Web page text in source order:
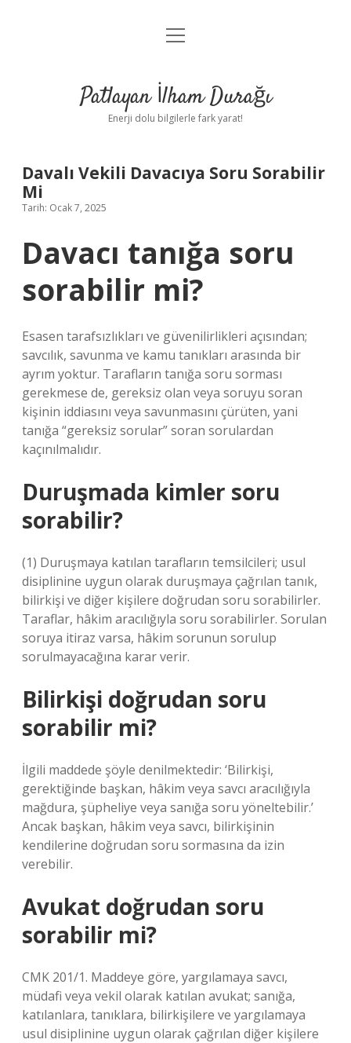
Anasayfa
Yasal Uyarı
menüyü
Patlayan İlham Durağı
Enerji dolu bilgilerle fark yarat!
Davalı Vekili Davacıya Soru Sorabilir
Mi
Tarih: Ocak 7, 2025
Davacı tanığa soru
sorabilir mi?
Esasen tarafsızlıkları ve güvenilirlikleri açısından;
savcılık, savunma ve kamu tanıkları arasında bir
ayrım yoktur. Tarafların tanığa soru sorması
gerekmese de, gereksiz olan veya soruyu soran
kişinin iddiasını veya savunmasını çürüten, yani
tanığa “gereksiz sorular” soran sorulardan
kaçınılmalıdır.
Duruşmada kimler soru
sorabilir?
(1) Duruşmaya katılan tarafların temsilcileri; usul
disiplinine uygun olarak duruşmaya çağrılan tanık,
bilirkişi ve diğer kişilere doğrudan soru sorabilirler.
Taraflar, hâkim aracılığıyla soru sorabilirler. Sorulan
soruya itiraz varsa, hâkim sorunun sorulup
sorulmayacağına karar verir.
Bilirkişi doğrudan soru
sorabilir mi?
İlgili maddede şöyle denilmektedir: ‘Bilirkişi,
gerektiğinde başkan, hâkim veya savcı aracılığıyla
mağdura, şüpheliye veya sanığa soru yöneltebilir.’
Ancak başkan, hâkim veya savcı, bilirkişinin
kendilerine doğrudan soru sormasına da izin
verebilir.
Avukat doğrudan soru
sorabilir mi?
CMK 201/1. Maddeye göre, yargılamaya savcı,
müdafi veya vekil olarak katılan avukat; sanığa,
katılanlara, tanıklara, bilirkişilere ve yargılamaya
usul disiplinine uygun olarak çağrılan diğer kişilere